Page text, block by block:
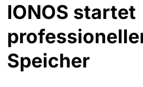
IONOS startet
Speicher